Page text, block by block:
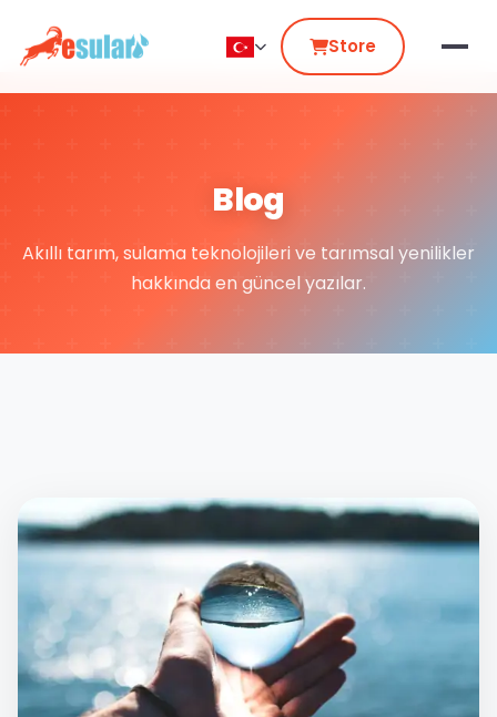
Store
Blog
Akıllı tarım, sulama teknolojileri ve tarımsal yenilikler
hakkında en güncel yazılar.